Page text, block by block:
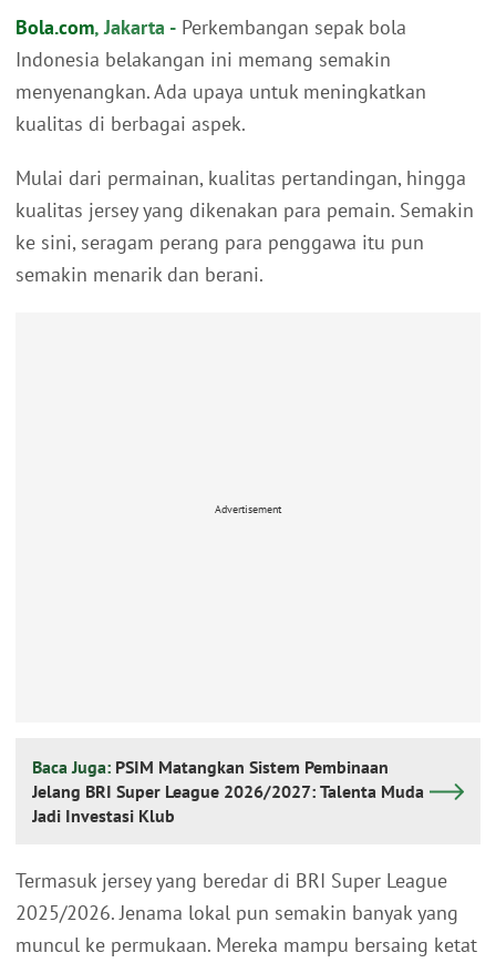
Bola.com, Jakarta - Perkembangan sepak bola
Indonesia belakangan ini memang semakin
menyenangkan. Ada upaya untuk meningkatkan
kualitas di berbagai aspek.
Mulai dari permainan, kualitas pertandingan, hingga
kualitas jersey yang dikenakan para pemain. Semakin
ke sini, seragam perang para penggawa itu pun
semakin menarik dan berani.
Advertisement
Baca Juga: PSIM Matangkan Sistem Pembinaan
Jelang BRI Super League 2026/2027: Talenta Muda
Jadi Investasi Klub
Termasuk jersey yang beredar di BRI Super League
2025/2026. Jenama lokal pun semakin banyak yang
muncul ke permukaan. Mereka mampu bersaing ketat